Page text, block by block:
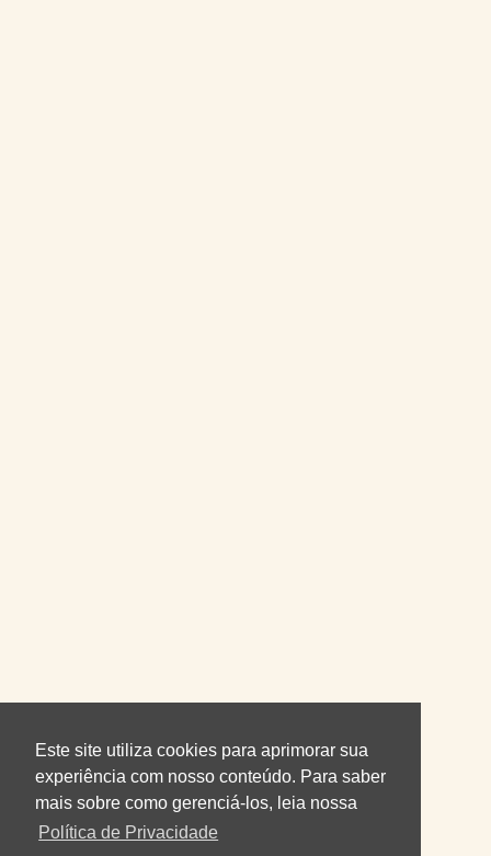
Este site utiliza cookies para aprimorar sua
experiência com nosso conteúdo. Para saber
mais sobre como gerenciá-los, leia nossa
Política de Privacidade